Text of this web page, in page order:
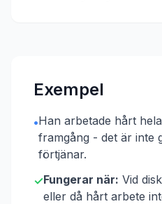
Exempel
•Han arbetade hårt
framgång - det är inte
förtjänar.
✓Fungerar när: Vid
eller då hårt arbete